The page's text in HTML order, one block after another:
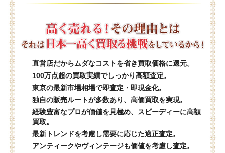
直営店だからムダなコストを省き買取価格に還元。
100万点超の買取実績でしっかり高額査定。
東京の最新市場相場で即査定・即現金化。
独自の販売ルートが多数あり、高価買取を実現。
経験豊富なプロが価値を見極め、スピーディーに高額
買取。
最新トレンドを考慮し需要に応じた適正査定。
アンティークやヴィンテージも価値を考慮し査定。